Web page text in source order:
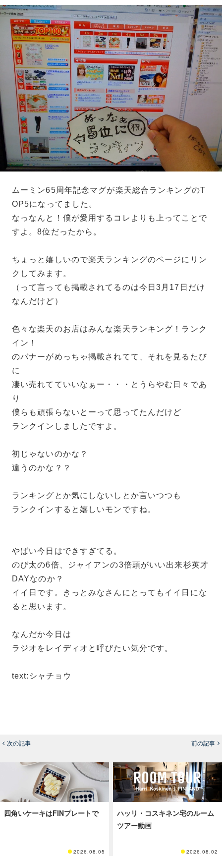
ムーミン65周年記念マグが楽天総合ランキングのT
OP5になってました。
なっなんと！僕が愛用するコレよりも上ってことで
すよ。8位だったから。
ちょっと嬉しいので楽天ランキングのページにリン
クしてみます。
（って言っても掲載されてるのは今日3月17日だけ
なんだけど）
色々な楽天のお店はみんな楽天ランキング！ランク
イン！
のバナーがめっちゃ掲載されてて、それを見るたび
に
凄い売れてていいなぁー・・・とうらやむ日々であ
り
僕らも頑張らないとーって思ってたんだけど
ランクインしましたですよ。
初じゃないのかな？
違うのかな？？
ランキングとか気にしないしとか言いつつも
ランクインすると嬉しいモンですね。
やばい今日はできすぎてる。
のび太の6倍、ジャイアンの3倍頭がいい出来杉英才
DAYなのか？
イイ日です。きっとみなさんにとってもイイ日にな
ると思います。
なんだか今日は
ラジオをレイディオと呼びたい気分です。
text:シャチョウ
次の記事 前の記事
四角いケーキはFINプレートで
2026.08.05
ハッリ・コスキネン宅のルーム
ツアー動画
2026.08.02